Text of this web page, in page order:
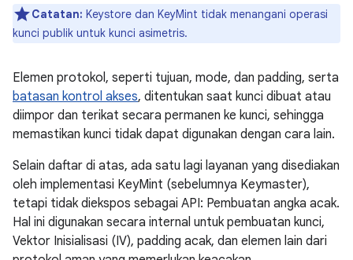
Catatan: Keystore dan KeyMint tidak menangani operasi
kunci publik untuk kunci asimetris.
Elemen protokol, seperti tujuan, mode, dan padding, serta
batasan kontrol akses, ditentukan saat kunci dibuat atau
diimpor dan terikat secara permanen ke kunci, sehingga
memastikan kunci tidak dapat digunakan dengan cara lain.
Selain daftar di atas, ada satu lagi layanan yang disediakan
oleh implementasi KeyMint (sebelumnya Keymaster),
tetapi tidak diekspos sebagai API: Pembuatan angka acak.
Hal ini digunakan secara internal untuk pembuatan kunci,
Vektor Inisialisasi (IV), padding acak, dan elemen lain dari